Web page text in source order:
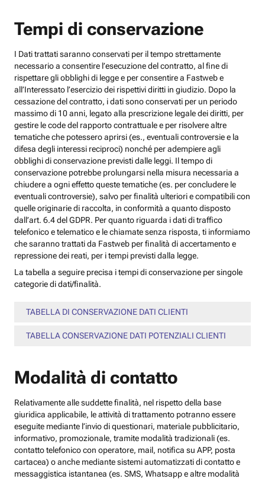
Tempi di conservazione
I Dati trattati saranno conservati per il tempo strettamente
necessario a consentire l’esecuzione del contratto, al fine di
rispettare gli obblighi di legge e per consentire a Fastweb e
all’Interessato l’esercizio dei rispettivi diritti in giudizio. Dopo la
cessazione del contratto, i dati sono conservati per un periodo
massimo di 10 anni, legato alla prescrizione legale dei diritti, per
gestire le code del rapporto contrattuale e per risolvere altre
tematiche che potessero aprirsi (es., eventuali controversie e la
difesa degli interessi reciproci) nonché per adempiere agli
obblighi di conservazione previsti dalle leggi. Il tempo di
conservazione potrebbe prolungarsi nella misura necessaria a
chiudere a ogni effetto queste tematiche (es. per concludere le
eventuali controversie), salvo per finalità ulteriori e compatibili con
quelle originarie di raccolta, in conformità a quanto disposto
dall’art. 6.4 del GDPR. Per quanto riguarda i dati di traffico
telefonico e telematico e le chiamate senza risposta, ti informiamo
che saranno trattati da Fastweb per finalità di accertamento e
repressione dei reati, per i tempi previsti dalla legge.
La tabella a seguire precisa i tempi di conservazione per singole
categorie di dati/finalità.
TABELLA DI CONSERVAZIONE DATI CLIENTI
TABELLA CONSERVAZIONE DATI POTENZIALI CLIENTI
Modalità di contatto
Relativamente alle suddette finalità, nel rispetto della base
giuridica applicabile, le attività di trattamento potranno essere
eseguite mediante l’invio di questionari, materiale pubblicitario,
informativo, promozionale, tramite modalità tradizionali (es.
contatto telefonico con operatore, mail, notifica su APP, posta
cartacea) o anche mediante sistemi automatizzati di contatto e
messaggistica istantanea (es. SMS, Whatsapp e altre modalità